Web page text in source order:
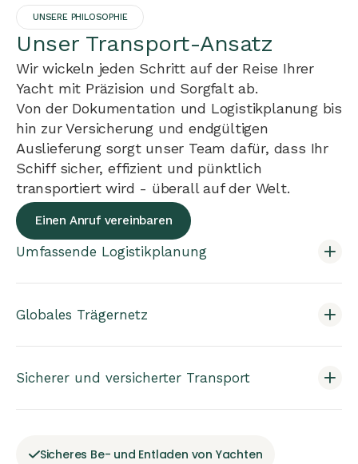
UNSERE PHILOSOPHIE
Unser Transport-Ansatz
Wir wickeln jeden Schritt auf der Reise Ihrer
Yacht mit Präzision und Sorgfalt ab.
Von der Dokumentation und Logistikplanung bis
hin zur Versicherung und endgültigen
Auslieferung sorgt unser Team dafür, dass Ihr
Schiff sicher, effizient und pünktlich
transportiert wird - überall auf der Welt.
Einen Anruf vereinbaren
Umfassende Logistikplanung
Globales Trägernetz
Sicherer und versicherter Transport
Sicheres Be- und Entladen von Yachten